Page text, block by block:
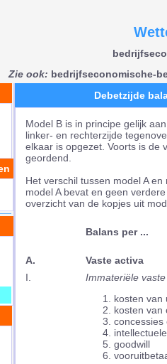
Zie ook: bedrijfseconomische-
Debetzijde
Model B is in principe gelijk
linker- en rechterzijde
elkaar is opgezet. Voorts is de
geordend.
Het verschil tussen model A
model A bevat en geen
overzicht van de kopjes uit
Balans per ...
A.
Vaste activa
I.
Immateriële
kosten van
kosten van
concessies
goodwill